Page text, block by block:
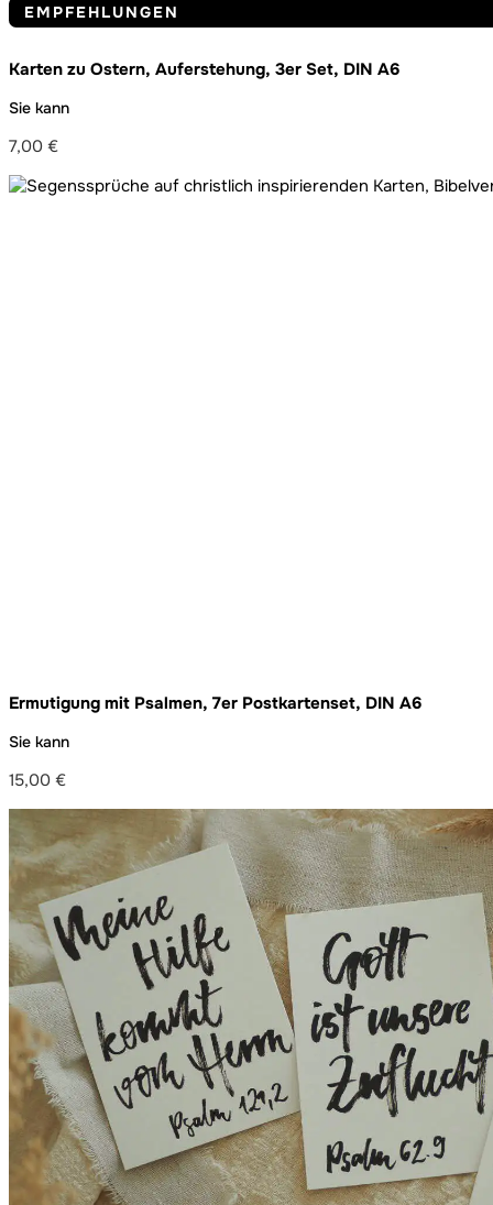
EMPFEHLUNGEN
Karten zu Ostern, Auferstehung, 3er Set, DIN A6
Sie kann
7,00 €
Ermutigung mit Psalmen, 7er Postkartenset, DIN A6
Sie kann
15,00 €